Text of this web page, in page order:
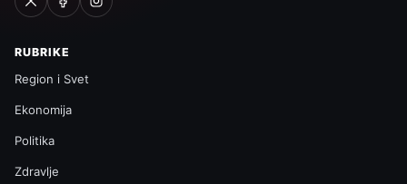
RUBRIKE
Region i Svet
Ekonomija
Politika
Zdravlje